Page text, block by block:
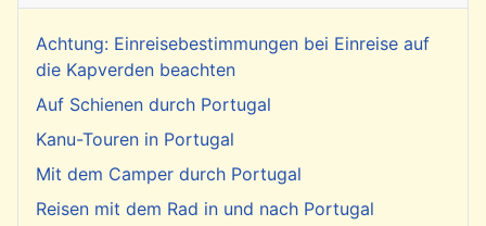
Achtung: Einreisebestimmungen bei Einreise auf
die Kapverden beachten
Auf Schienen durch Portugal
Kanu-Touren in Portugal
Mit dem Camper durch Portugal
Reisen mit dem Rad in und nach Portugal